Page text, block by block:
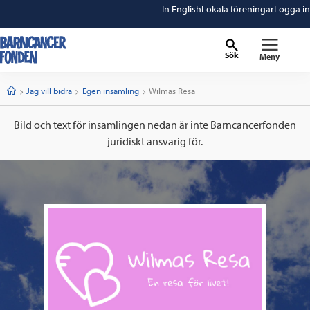
In EnglishLokala föreningarLogga in
Sök Meny
StartJag vill bidra Egen insamling Current:
Wilmas Resa
Bild och text för insamlingen nedan är inte Barncancerfonden
juridiskt ansvarig för.